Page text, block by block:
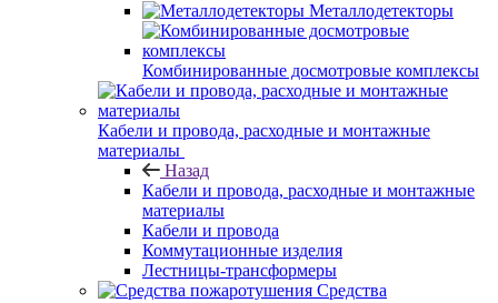
Металлодетекторы
Комбинированные досмотровые комплексы
Кабели и провода, расходные и монтажные
материалы
Назад
Кабели и провода, расходные и монтажные
материалы
Кабели и провода
Коммутационные изделия
Лестницы-трансформеры
Средства